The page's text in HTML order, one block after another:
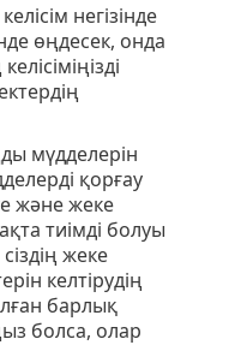
негiзiнде
өңдесек, онда
мүдделерін
қорғау
және жеке
тиімді болуы
жеке
келтірудің
барлық
болса, олар